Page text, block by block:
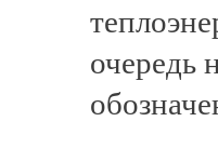
очередь